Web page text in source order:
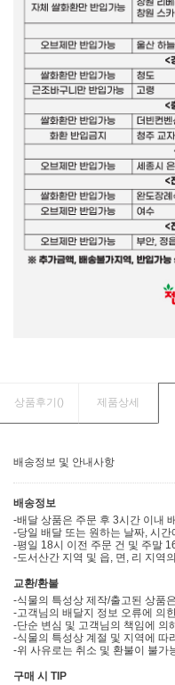
상품후기() 제품상세
배송정보 및 안내사항
배송정보
-배달 상품은 주문 후 3시간 이내
-당일 배달 또는 원하는 날짜, 시
-평일 18시 이전 주문 건 및 주말
-도서산간 지역 및 읍, 면, 리 지역
교환/환불
-식물의 특성상 제작/출고된 상품
-고객님의 배달지 정보 오류에 의
-단순 변심 및 고객님의 책임에 의
-식물의 특성상 계절 및 지역에 따
-위 사유로는 취소 및 환불이 불가
구매 시 TIP